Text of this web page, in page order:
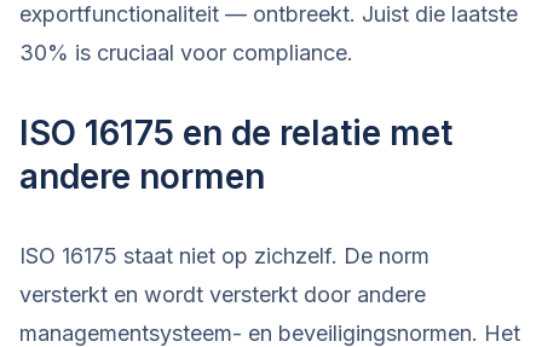
exportfunctionaliteit — ontbreekt. Juist die laatste
30% is cruciaal voor compliance.
ISO 16175 en de relatie met
andere normen
ISO 16175 staat niet op zichzelf. De norm
versterkt en wordt versterkt door andere
managementsysteem- en beveiligingsnormen. Het